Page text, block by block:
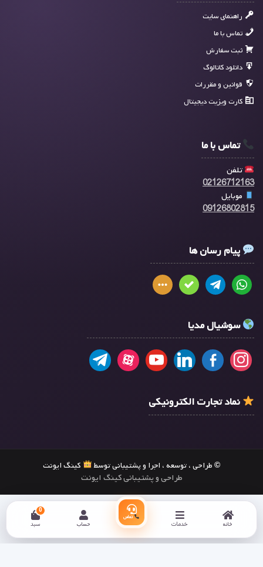
خانه خدمات
تماس
حساب سبد
0
راهنمای سایت
تماس با ما
ثبت سفارش
دانلود کاتالوگ
قوانین و مقررات
کارت ویزیت دیجیتال
تماس با ما
تلفن
02126712163
موبایل
09126802815
پیام رسان ها
سوشیال مدیا
نماد تجارت الکترونیکی
© طراحی ، توسعه ، اجرا و پشتیبانی توسط کینگ ایونت
طراحی و پشتیبانی کینگ ایونت